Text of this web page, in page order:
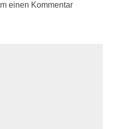
einen Kommentar